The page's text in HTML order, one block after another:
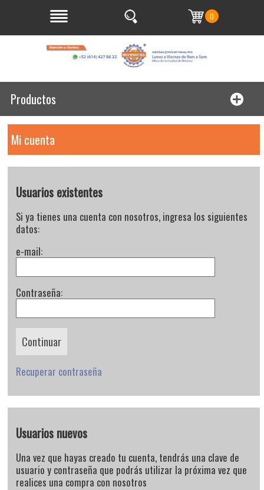
0
Productos
Mi cuenta
Usuarios existentes
Si ya tienes una cuenta con nosotros, ingresa los siguientes
datos:
e-mail:
Contraseña:
Recuperar contraseña
Usuarios nuevos
Una vez que hayas creado tu cuenta, tendrás una clave de
usuario y contraseña que podrás utilizar la próxima vez que
realices una compra con nosotros